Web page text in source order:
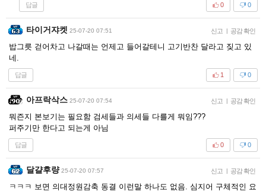
답글 0
0
타이거쟈켓 25-07-20 07:51 신고 | 공감 확인
밥그릇 걷어차고 나갈때는 언제고 들어갈테니 고기반찬 달라고 짖고 있
네.
답글 0
1
아프락삭스 25-07-20 07:54 신고 | 공감 확인
뭐즌지 본보기는 필요함 검세들과 의세들 다를게 뭐임???
퍼주기만 한다고 되는게 아님
답글 0
0
달걀후량 25-07-20 07:57 신고 | 공감 확인
ㅋㅋㅋ 보면 의대정원감축 동결 이런말 하나도 없음. 심지어 구체적인 요